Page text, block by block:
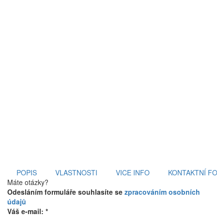
POPIS
VLASTNOSTI VICE INFO KONTAKTNÍ
Máte otázky?
Odesláním formuláře souhlasíte se zpracováním osobních
údajů
Váš e-mail: *